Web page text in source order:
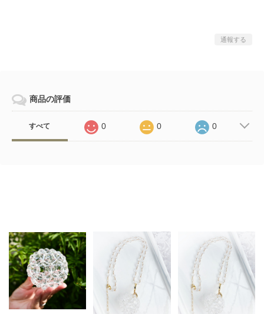
通報する
商品の評価
すべて 0 0 0